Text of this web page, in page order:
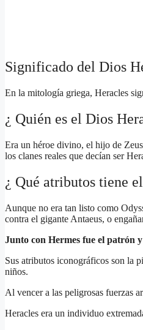
Significado del Dios
En la mitología griega, Heracles
¿ Quién es el Dios
Era un héroe divino, el hijo de
los clanes reales que decían ser
¿ Qué atributos tiene
Aunque no era tan listo como
contra el gigante Antaeus, o
Junto con Hermes fue el patrón
Sus atributos iconográficos son la
niños.
Al vencer a las peligrosas fuerzas
Heracles era un individuo